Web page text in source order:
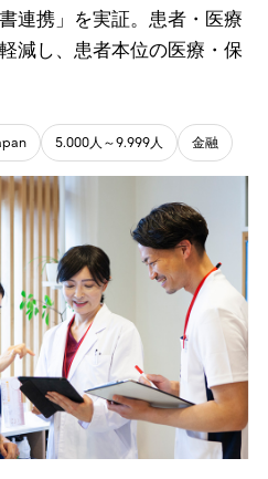
連携」を実証。患者・医療
減し、患者本位の医療・保
5.000人～9.999人 金融